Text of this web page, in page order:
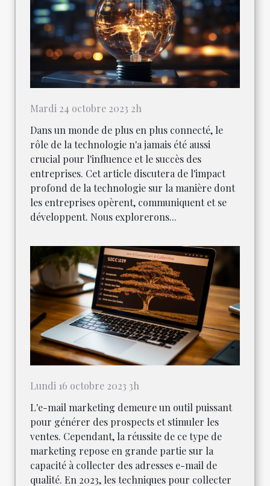
Mardi 24 octobre 2023 2h
Dans un monde de plus en plus connecté, le
rôle de la technologie n'a jamais été aussi
crucial pour l'influence et le succès des
entreprises. Cet article discutera de l'impact
profond de la technologie sur la manière dont
les entreprises opèrent, communiquent et se
développent. Nous explorerons...
Lundi 16 octobre 2023 3h
L'e-mail marketing demeure un outil puissant
pour générer des prospects et stimuler les
ventes. Cependant, la réussite de ce type de
marketing repose en grande partie sur la
capacité à collecter des adresses e-mail de
qualité. En 2023, les techniques pour collecter